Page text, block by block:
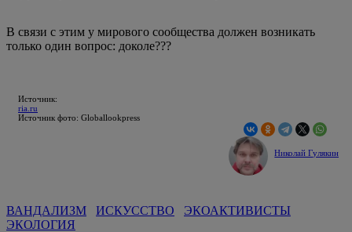
В связи с этим у мирового сообщества должен возникать
только один вопрос: доколе???
Источник:
ria.ru
Источник фото: Globallookpress
Николай Гулякин
ВАНДАЛИЗМ ИСКУССТВО
ЭКОАКТИВИСТЫ
ЭКОЛОГИЯ